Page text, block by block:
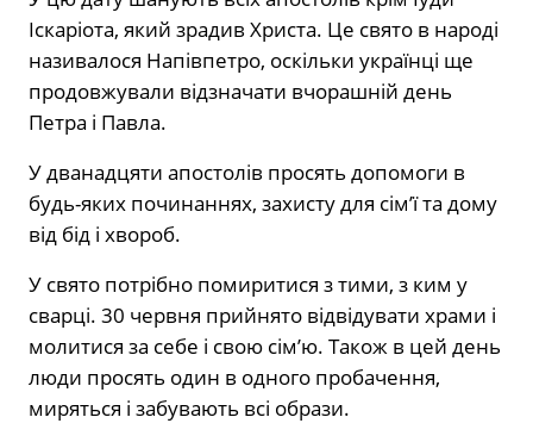
Іскаріота, який зрадив Христа. Це свято в народі
називалося Напівпетро, оскільки українці ще
продовжували відзначати вчорашній день
Петра і Павла.
У дванадцяти апостолів просять допомоги в
будь-яких починаннях, захисту для сім’ї та дому
від бід і хвороб.
У свято потрібно помиритися з тими, з ким у
сварці. 30 червня прийнято відвідувати храми і
молитися за себе і свою сім’ю. Також в цей день
люди просять один в одного пробачення,
миряться і забувають всі образи.